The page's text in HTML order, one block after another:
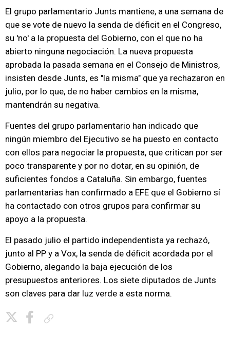
El grupo parlamentario Junts mantiene, a una semana de
que se vote de nuevo la senda de déficit en el Congreso,
su 'no' a la propuesta del Gobierno, con el que no ha
abierto ninguna negociación. La nueva propuesta
aprobada la pasada semana en el Consejo de Ministros,
insisten desde Junts, es "la misma" que ya rechazaron en
julio, por lo que, de no haber cambios en la misma,
mantendrán su negativa.
Fuentes del grupo parlamentario han indicado que
ningún miembro del Ejecutivo se ha puesto en contacto
con ellos para negociar la propuesta, que critican por ser
poco transparente y por no dotar, en su opinión, de
suficientes fondos a Cataluña. Sin embargo, fuentes
parlamentarias han confirmado a EFE que el Gobierno sí
ha contactado con otros grupos para confirmar su
apoyo a la propuesta.
El pasado julio el partido independentista ya rechazó,
junto al PP y a Vox, la senda de déficit acordada por el
Gobierno, alegando la baja ejecución de los
presupuestos anteriores. Los siete diputados de Junts
son claves para dar luz verde a esta norma.